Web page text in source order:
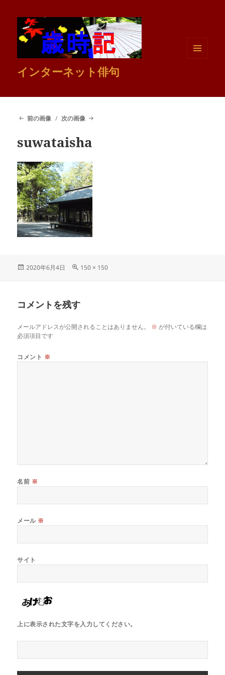
インターネット俳句
前の画像 次の画像
suwataisha
投
2020年6月4日
フ
ズ
150 × 150
コメントを残す
メールアドレスが公開されることはありません。 ※ が付いている欄は
必須項目です
コメント ※
名前 ※
メール ※
サイト
上に表示された文字を入力してください。